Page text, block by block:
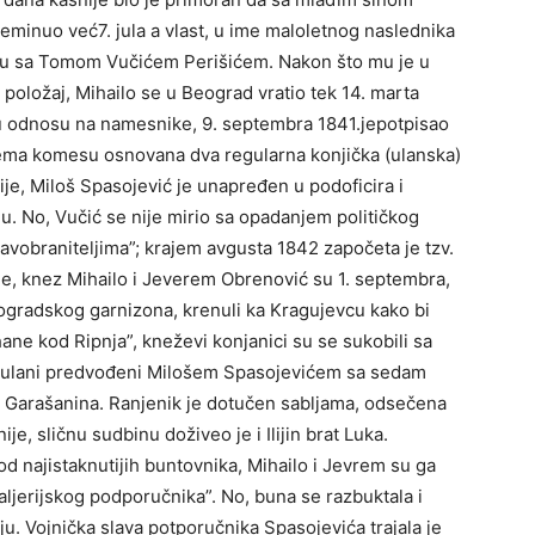
već7. jula a vlast, u ime maloletnog naslednika
sa Tomom Vučićem Perišićem. Nakon što mu je u
Mihailo se u Beograd vratio tek 14. marta
na namesnike, 9. septembra 1841.jepotpisao
komesu osnovana dva regularna konjička (ulanska)
Miloš Spasojević je unapređen u podoficira i
No, Vučić se nije mirio sa opadanjem političkog
krajem avgusta 1842 započeta je tzv.
knez Mihailo i Jeverem Obrenović su 1. septembra,
garnizona, krenuli ka Kragujevcu kako bi
kod Ripnja”, kneževi konjanici su se sukobili sa
predvođeni Milošem Spasojevićem sa sedam
Ranjenik je dotučen sablјama, odsečena
sličnu sudbinu doživeo je i Ilijin brat Luka.
najistaknutijih buntovnika, Mihailo i Jevrem su ga
podporučnika”. No, buna se razbuktala i
Vojnička slava potporučnika Spasojevića trajala je